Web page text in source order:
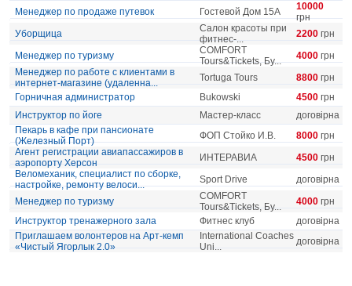
Менеджер по продаже путевок
Гостевой Дом 15А
10000
грн
Уборщица
Салон красоты при
фитнес-...
2200 грн
Менеджер по туризму
COMFORT
Tours&Tickets, Бу...
4000 грн
Менеджер по работе с клиентами в
интернет-магазине (удаленна...
Tortuga Tours 8800 грн
Горничная администратор
Bukowski 4500 грн
Инструктор по йоге
Мастер-класс
договірна
Пекарь в кафе при пансионате
(Железный Порт)
ФОП Стойко И.В. 8000 грн
Агент регистрации авиапассажиров в
аэропорту Херсон
ИНТЕРАВИА 4500 грн
Веломеханик, специалист по сборке,
настройке, ремонту велоси...
Sport Drive
договірна
Менеджер по туризму
COMFORT
Tours&Tickets, Бу...
4000 грн
Инструктор тренажерного зала
Фитнес клуб
договірна
Приглашаем волонтеров на Арт-кемп
«Чистый Ягорлык 2.0»
International Coaches
Uni...
договірна